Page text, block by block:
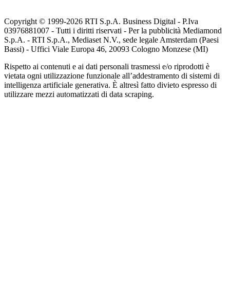
Copyright © 1999-2026 RTI S.p.A. Business Digital - P.Iva
03976881007 - Tutti i diritti riservati - Per la pubblicità Mediamond
S.p.A. - RTI S.p.A., Mediaset N.V., sede legale Amsterdam (Paesi
Bassi) - Uffici Viale Europa 46, 20093 Cologno Monzese (MI)
Rispetto ai contenuti e ai dati personali trasmessi e/o riprodotti è
vietata ogni utilizzazione funzionale all’addestramento di sistemi di
intelligenza artificiale generativa. È altresì fatto divieto espresso di
utilizzare mezzi automatizzati di data scraping.